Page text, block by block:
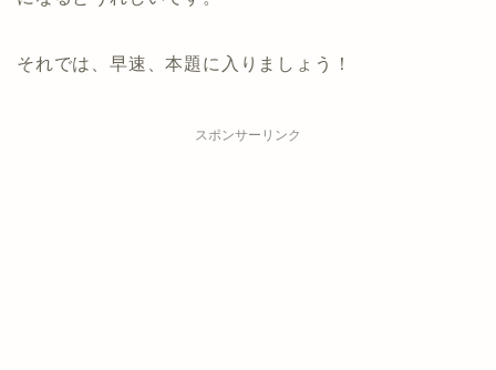
それでは、早速、本題に入りましょう！
スポンサーリンク